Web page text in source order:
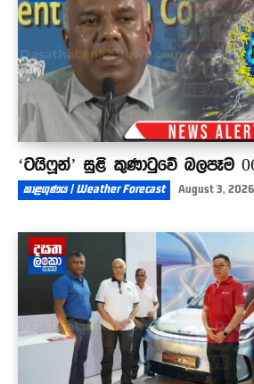
‘ටයිෆූන්’ සුළි කුණාටුවේ බලපෑම
කාළගුණය | Weather Forecast August 3, 2026